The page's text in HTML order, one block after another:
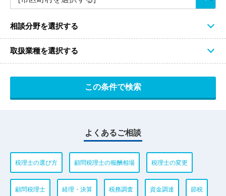
相談分野を選択する
取扱業種を選択する
よくあるご相談
税理士の選び方 顧問税理士の報酬相場 税理士の変更
顧問税理士 経理・決算 税務調査 資金調達 節税